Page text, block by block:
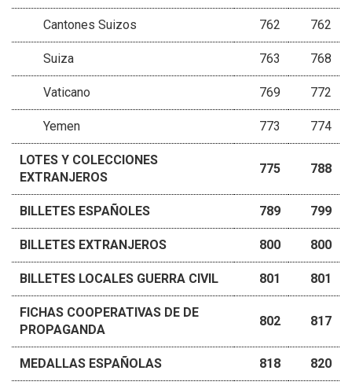
Cantones Suizos 762 762
Suiza 763 768
Vaticano 769 772
Yemen 773 774
LOTES Y COLECCIONES
EXTRANJEROS
775 788
BILLETES ESPAÑOLES 789 799
BILLETES EXTRANJEROS 800 800
BILLETES LOCALES GUERRA CIVIL 801 801
FICHAS COOPERATIVAS DE DE
PROPAGANDA
802 817
MEDALLAS ESPAÑOLAS 818 820